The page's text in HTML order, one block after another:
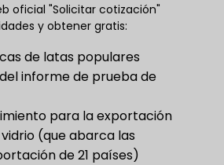
oficial "Solicitar cotización"
y obtener gratis:
de latas populares
informe de prueba de
para la exportación
(que abarca las
de 21 países)